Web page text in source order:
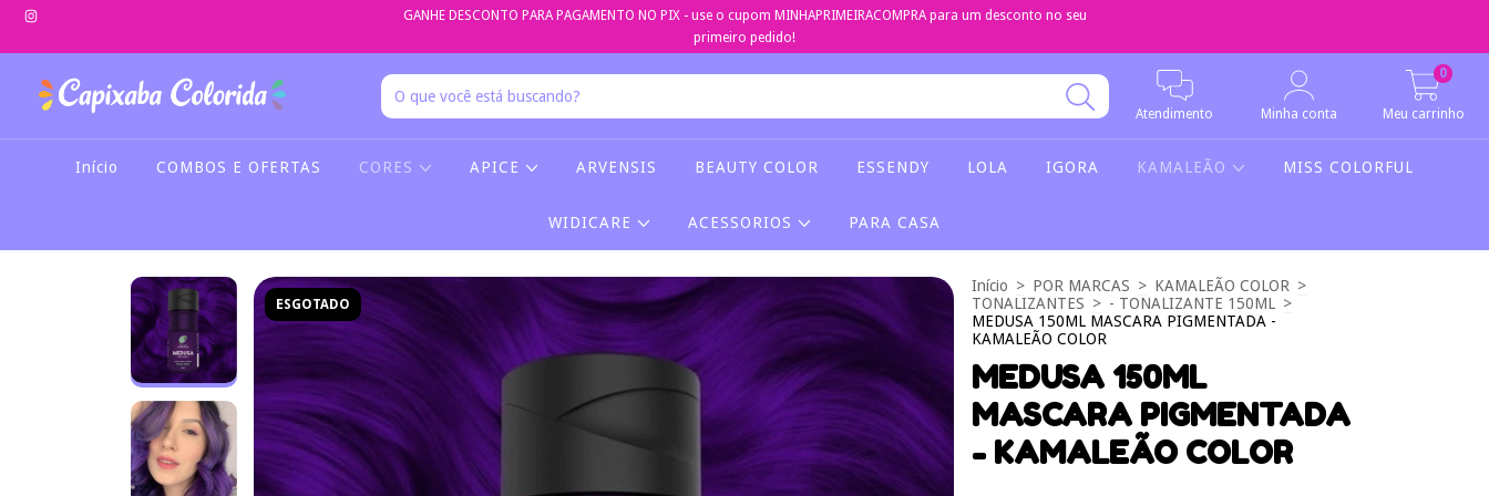
GANHE DESCONTO PARA PAGAMENTO NO PIX - use o cupom MINHAPRIMEIRACOMPRA para um desconto no seu
primeiro pedido!
Atendimento Minha conta Meu carrinho
0
Início COMBOS E OFERTAS CORES APICE ARVENSIS BEAUTY COLOR ESSENDY LOLA IGORA KAMALEÃO MISS COLORFUL
WIDICARE ACESSORIOS PARA CASA
ESGOTADO
Início > POR MARCAS > KAMALEÃO COLOR >
TONALIZANTES > - TONALIZANTE 150ML >
MEDUSA 150ML MASCARA PIGMENTADA -
KAMALEÃO COLOR
MEDUSA 150ML
MASCARA PIGMENTADA
- KAMALEÃO COLOR